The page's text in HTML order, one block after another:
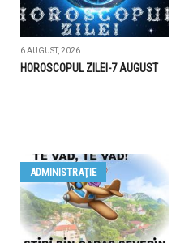
6 AUGUST, 2026
HOROSCOPUL ZILEI-7 AUGUST
ADMINISTRAŢIE